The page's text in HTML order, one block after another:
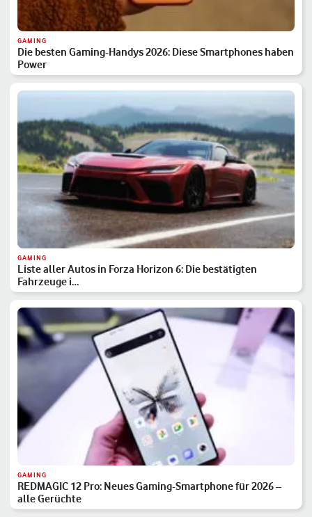
GAMING
Die besten Gaming-Handys 2026: Diese Smartphones haben
Power
GAMING
Liste aller Autos in Forza Horizon 6: Die bestätigten
Fahrzeuge i…
GAMING
REDMAGIC 12 Pro: Neues Gaming-Smartphone für 2026 –
alle Gerüchte